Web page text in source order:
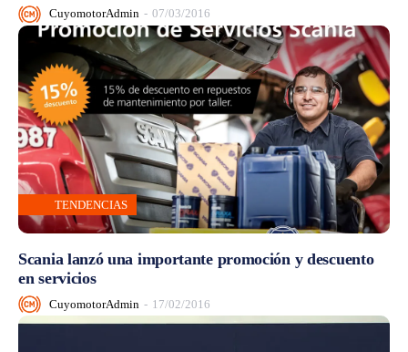
CuyomotorAdmin - 07/03/2016
TENDENCIAS
Scania lanzó una importante promoción y descuento
en servicios
CuyomotorAdmin - 17/02/2016